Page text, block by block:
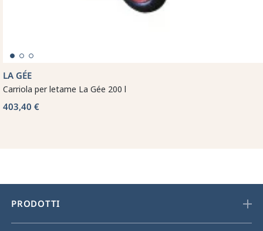
LA GÉE
Carriola per letame La Gée 200 l
403,40 €
PRODOTTI